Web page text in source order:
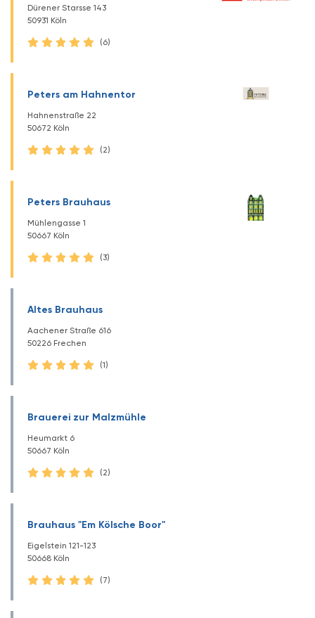
Dürener Starsse 143
50931 Köln
(6)
Peters am Hahnentor
Hahnenstraße 22
50672 Köln
(2)
Peters Brauhaus
Mühlengasse 1
50667 Köln
(3)
Altes Brauhaus
Aachener Straße 616
50226 Frechen
(1)
Brauerei zur Malzmühle
Heumarkt 6
50667 Köln
(2)
Brauhaus "Em Kölsche Boor"
Eigelstein 121-123
50668 Köln
(7)